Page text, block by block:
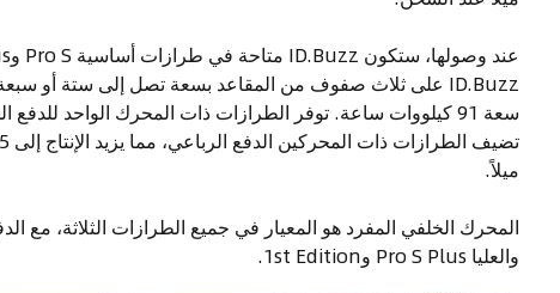
ميلاً.
المحرك الخلفي المفرد هو المعيار في جميع الطرازات الثلاثة، مع
والعليا Pro S Plus و1st Edition.